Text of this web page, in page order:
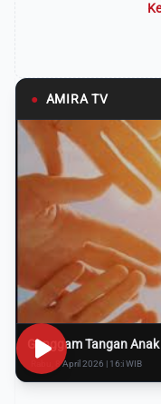
● AMIRA TV
Genggam Tangan
Rabu, 8 April 2026 | 16:i WIB